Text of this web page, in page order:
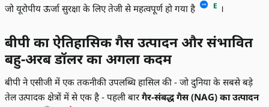
जो यूरोपीय ऊर्जा सुरक्षा के लिए तेजी से महत्वपूर्ण हो गया है
E ।
बीपी का ऐतिहासिक गैस उत्पादन और संभावित
बहु-अरब डॉलर का अगला कदम
बीपी ने एसीजी में एक तकनीकी उपलब्धि हासिल की - जो दुनिया के सबसे बड़े
तेल उत्पादक क्षेत्रों में से एक है - पहली बारगैर-संबद्ध गैस (NAG) का उत्पादन